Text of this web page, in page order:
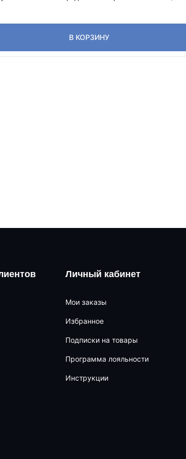
В КОРЗИНУ
Личный кабинет
Мои заказы
Избранное
Подписки на товары
Программа лояльности
Инструкции